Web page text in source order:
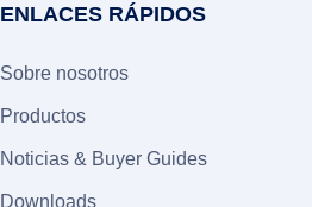
ENLACES RÁPIDOS
Sobre nosotros
Productos
Noticias & Buyer Guides
Downloads